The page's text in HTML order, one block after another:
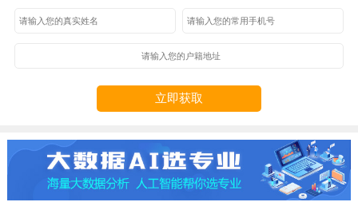
立即获取